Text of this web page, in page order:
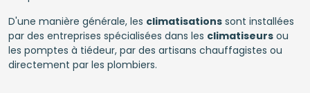
D'une manière générale, les climatisationssont installées
par des entreprises spécialisées dans les climatiseursou
les pomptes à tiédeur, par des artisans chauffagistes ou
directement par les plombiers.